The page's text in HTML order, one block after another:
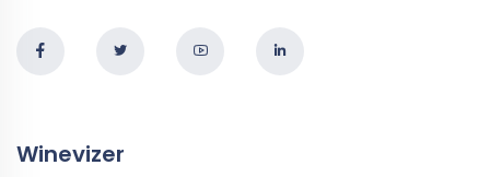
Winevizer